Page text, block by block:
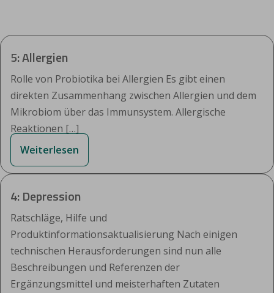
5: Allergien
Rolle von Probiotika bei Allergien Es gibt einen
direkten Zusammenhang zwischen Allergien und dem
Mikrobiom über das Immunsystem. Allergische
Reaktionen […]
Weiterlesen
4: Depression
Ratschläge, Hilfe und
Produktinformationsaktualisierung Nach einigen
technischen Herausforderungen sind nun alle
Beschreibungen und Referenzen der
Ergänzungsmittel und meisterhaften Zutaten